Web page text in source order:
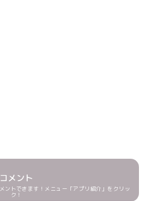
コメント
ントできます！メニュー「アプリ紹介」をクリッ
ク！